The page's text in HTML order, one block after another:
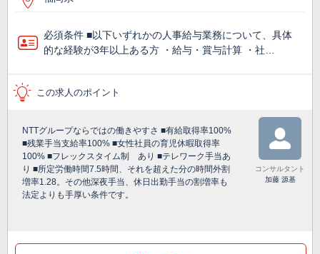
必須条件 ■以下いずれかの人事給与業務について、具体
的な経験が3年以上ある方 ・給与・賞与計算 ・社…
この求人のポイント
NTTグループならではの働きやすさ ■有給取得率100%
■残業手当支給率100% ■女性社員の育児休暇取得率
100% ■フレックスタイム制 あり ■テレワーク手当あ
り ■所定労働時間7.5時間、それを超えた分の時間外割
増率1.28。その他深夜手当、休日出勤手当の割増率も
法定よりも手厚い条件です。
コンサルタント
加藤 源基